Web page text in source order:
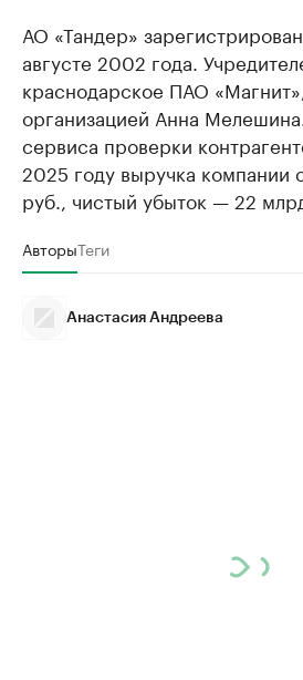
АО «Тандер»
августе 2002 года.
краснодарское ПАО
организацией Анна
сервиса проверки
2025 году выручка компании
руб., чистый убыток — 22
АвторыТеги
Анастасия Андреева